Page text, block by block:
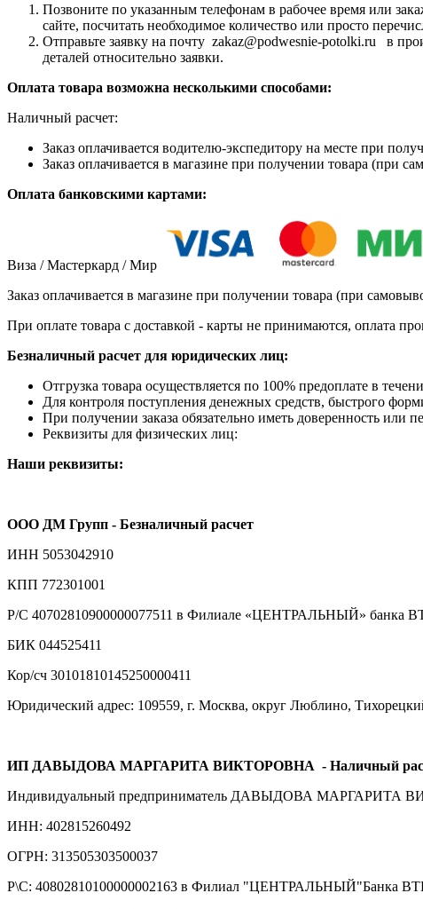
Позвоните по указанным телефонам в рабочее время или
сайте, посчитать необходимое количество или просто
Отправьте заявку на почту zakaz@podwesnie-potolki.ru в
деталей относительно заявки.
Оплата товара возможна несколькими способами:
Наличный расчет:
Заказ оплачивается водителю-экспедитору на месте при
Заказ оплачивается в магазине при получении товара (при
Оплата банковскими картами:
Виза / Мастеркард / Мир
Заказ оплачивается в магазине при получении товара (при
При оплате товара с доставкой - карты не принимаются, оплата
Безналичный расчет для юридических лиц:
Отгрузка товара осуществляется по 100% предоплате в
Для контроля поступления денежных средств, быстрого
При получении заказа обязательно иметь доверенность или
Реквизиты для физических лиц:
Наши реквизиты:
ООО ДМ Групп - Безналичный расчет
ИНН 5053042910
КПП 772301001
Р/С 40702810900000077511 в Филиале «ЦЕНТРАЛЬНЫЙ» банка
БИК 044525411
Кор/сч 30101810145250000411
Юридический адрес: 109559, г. Москва, округ Люблино,
ИП ДАВЫДОВА МАРГАРИТА ВИКТОРОВНА - Наличный
Индивидуальный предприниматель ДАВЫДОВА МАРГАРИТА
ИНН: 402815260492
ОГРН: 313505303500037
Р\С: 40802810100000002163 в Филиал "ЦЕНТРАЛЬНЫЙ"Банка